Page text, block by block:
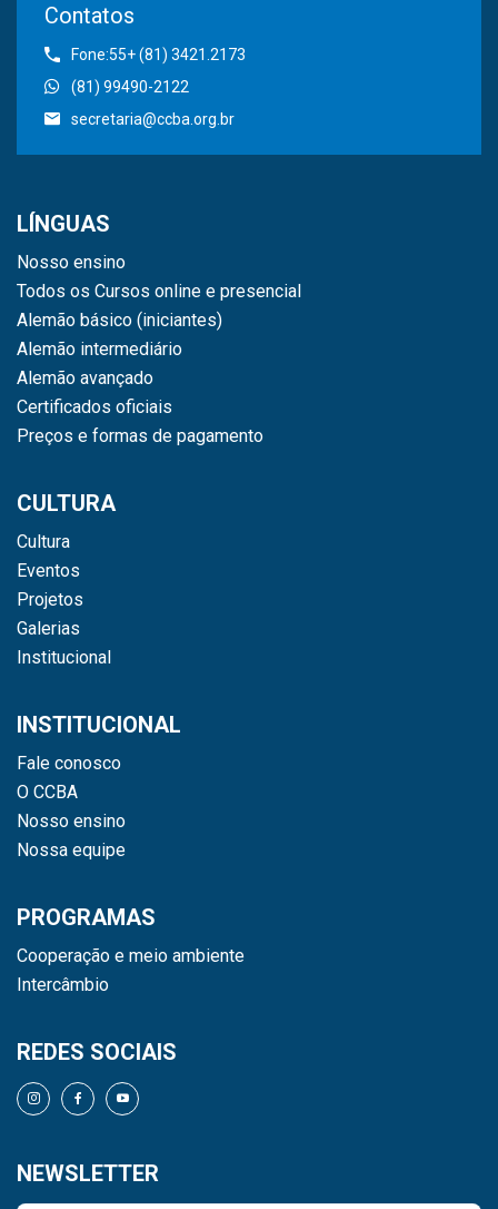
Contatos
Fone:55+ (81) 3421.2173
(81) 99490-2122
secretaria@ccba.org.br
LÍNGUAS
Nosso ensino
Todos os Cursos online e presencial
Alemão básico (iniciantes)
Alemão intermediário
Alemão avançado
Certificados oficiais
Preços e formas de pagamento
CULTURA
Cultura
Eventos
Projetos
Galerias
Institucional
INSTITUCIONAL
Fale conosco
O CCBA
Nosso ensino
Nossa equipe
PROGRAMAS
Cooperação e meio ambiente
Intercâmbio
REDES SOCIAIS
NEWSLETTER